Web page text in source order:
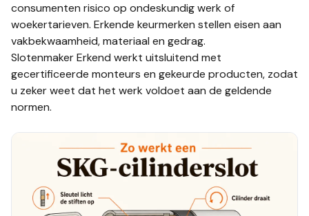
consumenten risico op ondeskundig werk of
woekertarieven. Erkende keurmerken stellen eisen aan
vakbekwaamheid, materiaal en gedrag.
Slotenmaker Erkend werkt uitsluitend met
gecertificeerde monteurs en gekeurde producten, zodat
u zeker weet dat het werk voldoet aan de geldende
normen.